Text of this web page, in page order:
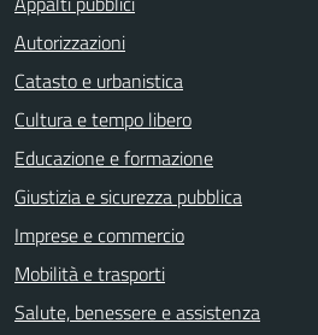
Autorizzazioni
Catasto e urbanistica
Cultura e tempo libero
Educazione e formazione
Giustizia e sicurezza pubblica
Imprese e commercio
Mobilità e trasporti
Salute, benessere e assistenza